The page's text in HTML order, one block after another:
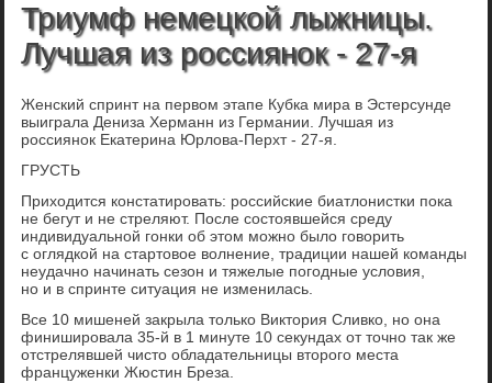
Триумф немецкой лыжницы.
Лучшая из россиянок - 27-я
Женский спринт на первом этапе Кубка мира в Эстерсунде
выиграла Дениза Херманн из Германии. Лучшая из
россиянок Екатерина Юрлова-Перхт - 27-я.
ГРУСТЬ
Приходится констатировать: российские биатлонистки пока
не бегут и не стреляют. После состоявшейся среду
индивидуальной гонки об этом можно было говорить
с оглядкой на стартовое волнение, традиции нашей команды
неудачно начинать сезон и тяжелые погодные условия,
но и в спринте ситуация не изменилась.
Все 10 мишеней закрыла только Виктория Сливко, но она
финишировала 35-й в 1 минуте 10 секундах от точно так же
отстрелявшей чисто обладательницы второго места
француженки Жюстин Бреза.